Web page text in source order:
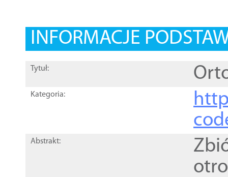
INFORMACJE
Tytuł:
Kategoria:
Abstrakt: